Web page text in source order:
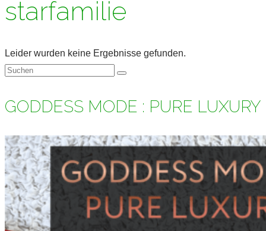
starfamilie
Leider wurden keine Ergebnisse gefunden.
Suchen
GODDESS MODE : PURE LUXURY